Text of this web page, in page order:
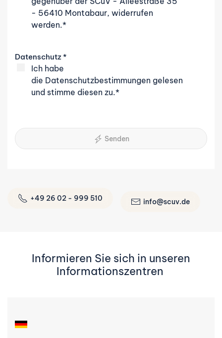
- 56410 Montabaur, widerrufen
werden.*
Datenschutz*
Ich habe
die Datenschutzbestimmungen gelesen
und stimme diesen zu.*
Senden
+49 26 02 - 999 510 info@scuv.de
Informieren Sie sich in unseren
Informationszentren